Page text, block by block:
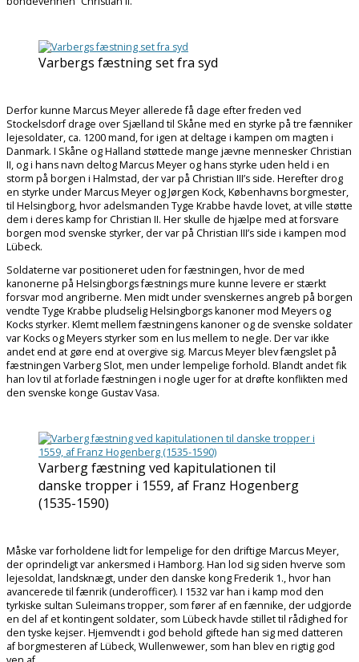
Varbergs fæstning set fra syd
Derfor kunne Marcus Meyer allerede få dage efter freden ved
Stockelsdorf drage over Sjælland til Skåne med en styrke på tre fænniker
lejesoldater, ca. 1200 mand, for igen at deltage i kampen om magten i
Danmark. I Skåne og Halland støttede mange jævne mennesker Christian
II, og i hans navn deltog Marcus Meyer og hans styrke uden held i en
storm på borgen i Halmstad, der var på Christian III’s side. Herefter drog
en styrke under Marcus Meyer og Jørgen Kock, Københavns borgmester,
til Helsingborg, hvor adelsmanden Tyge Krabbe havde lovet, at ville støtte
dem i deres kamp for Christian II. Her skulle de hjælpe med at forsvare
borgen mod svenske styrker, der var på Christian III’s side i kampen mod
Lübeck.
Soldaterne var positioneret uden for fæstningen, hvor de med
kanonerne på Helsingborgs fæstnings mure kunne levere er stærkt
forsvar mod angriberne. Men midt under svenskernes angreb på borgen
vendte Tyge Krabbe pludselig Helsingborgs kanoner mod Meyers og
Kocks styrker. Klemt mellem fæstningens kanoner og de svenske soldater
var Kocks og Meyers styrker som en lus mellem to negle. Der var ikke
andet end at gøre end at overgive sig. Marcus Meyer blev fængslet på
fæstningen Varberg Slot, men under lempelige forhold. Blandt andet fik
han lov til at forlade fæstningen i nogle uger for at drøfte konflikten med
den svenske konge Gustav Vasa.
Varberg fæstning ved kapitulationen til
danske tropper i 1559, af Franz Hogenberg
(1535-1590)
Måske var forholdene lidt for lempelige for den driftige Marcus Meyer,
der oprindeligt var ankersmed i Hamborg. Han lod sig siden hverve som
lejesoldat, landsknægt, under den danske kong Frederik 1., hvor han
avancerede til fænrik (underofficer). I 1532 var han i kamp mod den
tyrkiske sultan Suleimans tropper, som fører af en fænnike, der udgjorde
en del af et kontingent soldater, som Lübeck havde stillet til rådighed for
den tyske kejser. Hjemvendt i god behold giftede han sig med datteren
af borgmesteren af Lübeck, Wullenwewer, som han blev en rigtig god